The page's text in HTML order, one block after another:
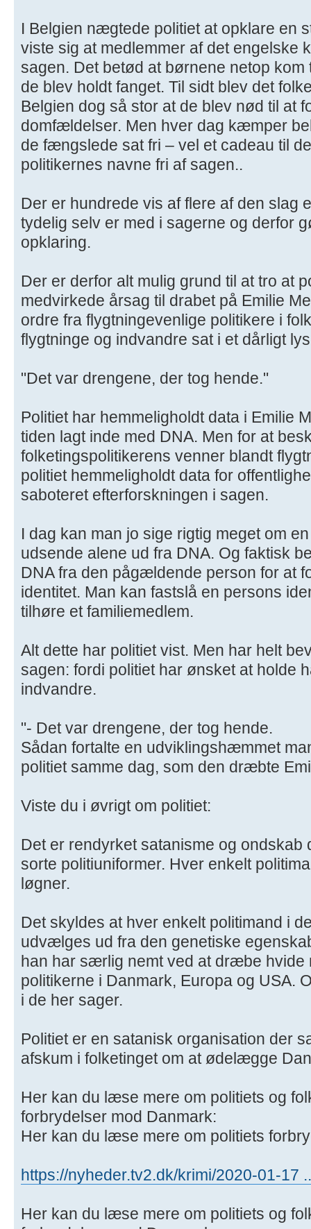
I Belgien nægtede politiet at opklare en
viste sig at medlemmer af det engelske
sagen. Det betød at børnene netop
de blev holdt fanget. Til sidt blev det
Belgien dog så stor at de blev nød til at
domfældelser. Men hver dag kæmper
de fængslede sat fri – vel et cadeau til
politikernes navne fri af sagen..
Der er hundrede vis af flere af den slag
tydelig selv er med i sagerne og derfor
opklaring.
Der er derfor alt mulig grund til at tro at
medvirkede årsag til drabet på Emilie
ordre fra flygtningevenlige politikere i
flygtninge og indvandre sat i et dårligt
"Det var drengene, der tog hende."
Politiet har hemmeligholdt data i Emilie
tiden lagt inde med DNA. Men for at
folketingspolitikerens venner blandt
politiet hemmeligholdt data for
saboteret efterforskningen i sagen.
I dag kan man jo sige rigtig meget om
udsende alene ud fra DNA. Og faktisk
DNA fra den pågældende person for at
identitet. Man kan fastslå en persons
tilhøre et familiemedlem.
Alt dette har politiet vist. Men har helt
sagen: fordi politiet har ønsket at holde
indvandre.
"- Det var drengene, der tog hende.
Sådan fortalte en udviklingshæmmet
politiet samme dag, som den dræbte
Viste du i øvrigt om politiet:
Det er rendyrket satanisme og ondskab
sorte politiuniformer. Hver enkelt
løgner.
Det skyldes at hver enkelt politimand i
udvælges ud fra den genetiske
han har særlig nemt ved at dræbe hvide
politikerne i Danmark, Europa og USA.
i de her sager.
Politiet er en satanisk organisation der
afskum i folketinget om at ødelægge
Her kan du læse mere om politiets og
forbrydelser mod Danmark:
Her kan du læse mere om politiets
https://nyheder.tv2.dk/krimi/2020-01-17
Her kan du læse mere om politiets og